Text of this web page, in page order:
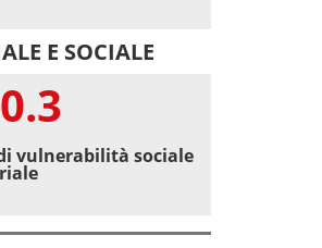
E SOCIALE
vulnerabilità sociale